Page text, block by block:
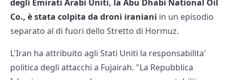
degli Emirati Arabi Uniti, la Abu Dhabi National Oil
Co., è stata colpita da droni iraniani in un episodio
separato al di fuori dello Stretto di Hormuz.
L'Iran ha attribuito agli Stati Uniti la responsabilita'
politica degli attacchi a Fujairah. "La Repubblica